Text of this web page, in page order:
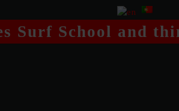
Surf School and